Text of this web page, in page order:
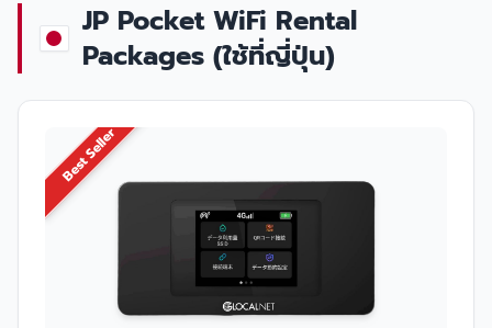
JP Pocket WiFi Rental
Packages (ใช้ที่ญี่ปุ่น)
Best Seller